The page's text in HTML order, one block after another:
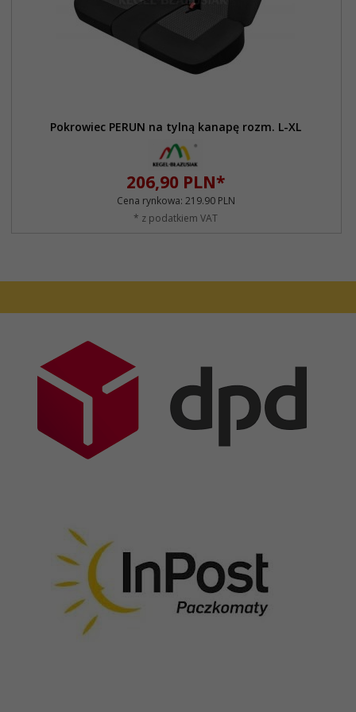
Pokrowiec PERUN na tylną kanapę rozm. L-XL
206,90 PLN*
Cena rynkowa: 219.90 PLN
* z podatkiem VAT